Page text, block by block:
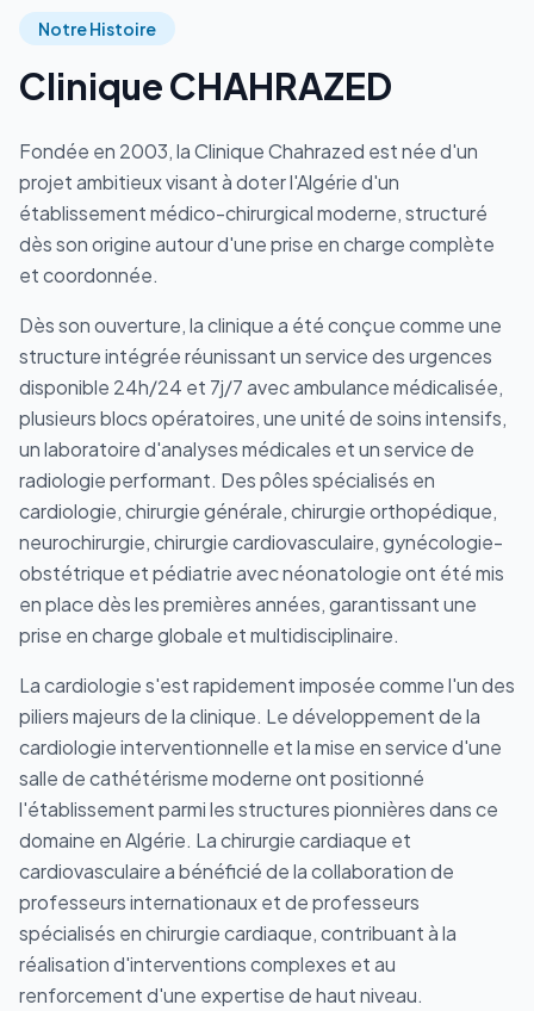
Notre Histoire
Clinique CHAHRAZED
Fondée en 2003, la Clinique Chahrazed est née d'un
projet ambitieux visant à doter l'Algérie d'un
établissement médico-chirurgical moderne, structuré
dès son origine autour d'une prise en charge complète
et coordonnée.
Dès son ouverture, la clinique a été conçue comme une
structure intégrée réunissant un service des urgences
disponible 24h/24 et 7j/7 avec ambulance médicalisée,
plusieurs blocs opératoires, une unité de soins intensifs,
un laboratoire d'analyses médicales et un service de
radiologie performant. Des pôles spécialisés en
cardiologie, chirurgie générale, chirurgie orthopédique,
neurochirurgie, chirurgie cardiovasculaire, gynécologie-
obstétrique et pédiatrie avec néonatologie ont été mis
en place dès les premières années, garantissant une
prise en charge globale et multidisciplinaire.
La cardiologie s'est rapidement imposée comme l'un des
piliers majeurs de la clinique. Le développement de la
cardiologie interventionnelle et la mise en service d'une
salle de cathétérisme moderne ont positionné
l'établissement parmi les structures pionnières dans ce
domaine en Algérie. La chirurgie cardiaque et
cardiovasculaire a bénéficié de la collaboration de
professeurs internationaux et de professeurs
spécialisés en chirurgie cardiaque, contribuant à la
réalisation d'interventions complexes et au
renforcement d'une expertise de haut niveau.